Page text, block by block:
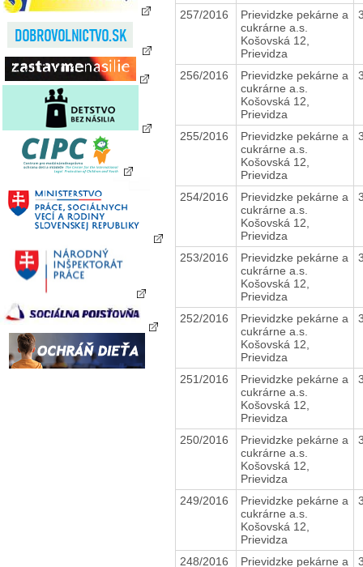
257/2016
Prievidzke pekárne a
cukrárne a.s.
Košovská 12,
Prievidza
256/2016
Prievidzke pekárne a
cukrárne a.s.
Košovská 12,
Prievidza
255/2016
Prievidzke pekárne a
cukrárne a.s.
Košovská 12,
Prievidza
254/2016
Prievidzke pekárne a
cukrárne a.s.
Košovská 12,
Prievidza
253/2016
Prievidzke pekárne a
cukrárne a.s.
Košovská 12,
Prievidza
252/2016
Prievidzke pekárne a
cukrárne a.s.
Košovská 12,
Prievidza
251/2016
Prievidzke pekárne a
cukrárne a.s.
Košovská 12,
Prievidza
250/2016
Prievidzke pekárne a
cukrárne a.s.
Košovská 12,
Prievidza
249/2016
Prievidzke pekárne a
cukrárne a.s.
Košovská 12,
Prievidza
248/2016 Prievidzke pekárne a